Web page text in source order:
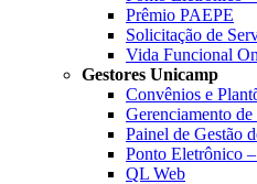
Prêmio PAEPE
Solicitação de
Vida Funcional
Gestores Unicamp
Convênios e
Gerenciamento de
Painel de Gestão
Ponto Eletrônico
QL Web